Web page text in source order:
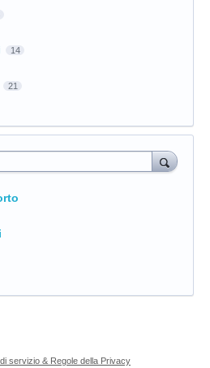
14
21
servizio & Regole della Privacy